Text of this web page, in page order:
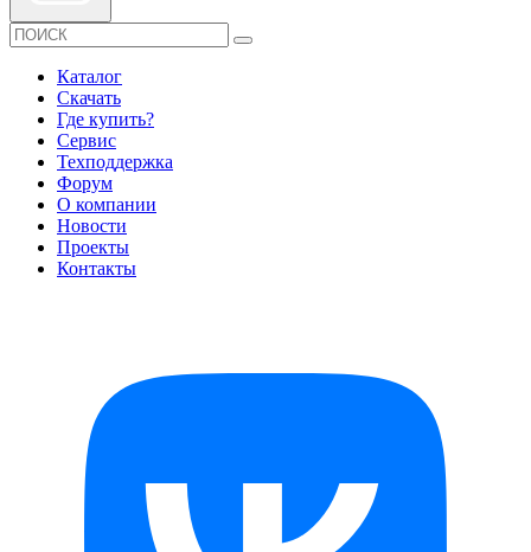
Каталог
Скачать
Где купить?
Сервис
Техподдержка
Форум
О компании
Новости
Проекты
Контакты